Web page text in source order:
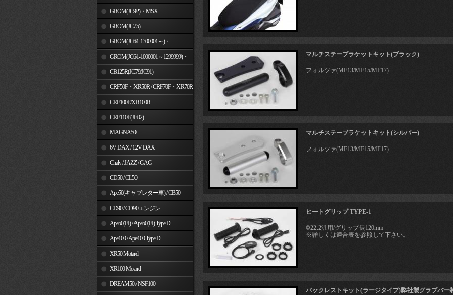
GROM(JC92)・MSX
GROM(MLHJC92)
GROM(JC75)
GROM(JC61-1300001～)・
MSX125SF
GROM(JC61-1000001～1299999)・
MSX125CB125R(JC79/JC91)
CRF50F・XR50R / CRF70F・XR70R
CRF100F/XR100R
CRF110F(JE02)
MAGNA50
6V DAX / 12V DAX
Chaly / JAZZ / GAG
CD50 / CL50
Ape50(キャブレター車) / CB50
CD90 / CD90エンジン
Ape50(FI) / Ape50(FI) Type D
Ape100 / Ape100 Type D
XR50 Motard
XR100 Motard
DREAM50 / NSF100
マルチステーブラケットキット(ブラック)
フォルツァ(MF13/MF15/MF17)
マルチステーブラケットキット(シルバー)
フォルツァ(MF13/MF15/MF17)
ヒートグリップ TYPE-1
Φ22.2汎用/グリップ長120mm
※詳しくは適合表を参照して下さい。
バックレストキット(ラージタイプ)弊社製グラブバー